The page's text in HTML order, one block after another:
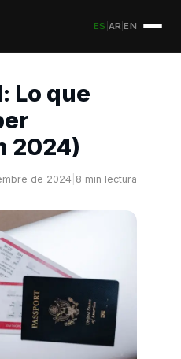
ES AR |EN
Lo que
2024)
de 2024 8 min lectura